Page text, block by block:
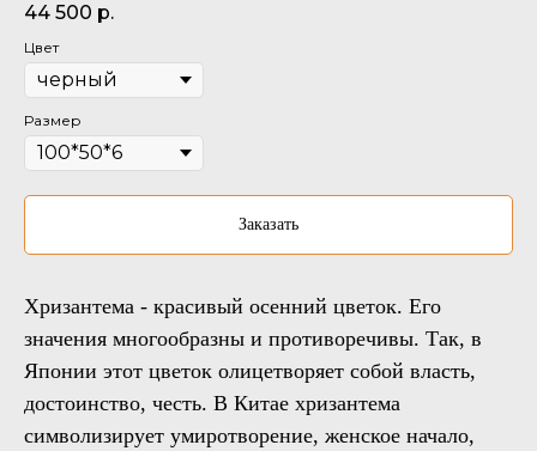
44 500 р.
Цвет
Размер
Заказать
Хризантема - красивый осенний цветок. Его
значения многообразны и противоречивы. Так, в
Японии этот цветок олицетворяет собой власть,
достоинство, честь. В Китае хризантема
символизирует умиротворение, женское начало,